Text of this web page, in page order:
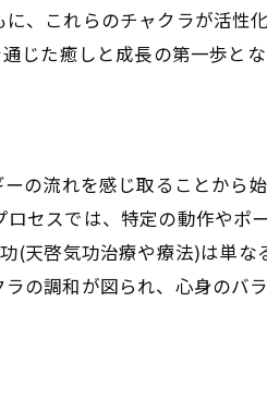
除法
覚めさせる
、これらのチャクラが活性
た癒しと成長の第一歩とな
の流れを感じ取ることから
セスでは、特定の動作やポ
(天啓気功治療や療法)は単な
の調和が図られ、心身のバラ